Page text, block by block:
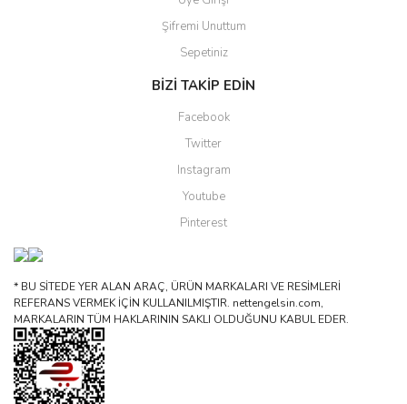
Şifremi Unuttum
Sepetiniz
BİZİ TAKİP EDİN
Facebook
Twitter
Instagram
Youtube
Pinterest
* BU SİTEDE YER ALAN ARAÇ, ÜRÜN MARKALARI VE RESİMLERİ
REFERANS VERMEK İÇİN KULLANILMIŞTIR. nettengelsin.com,
MARKALARIN TÜM HAKLARININ SAKLI OLDUĞUNU KABUL EDER.